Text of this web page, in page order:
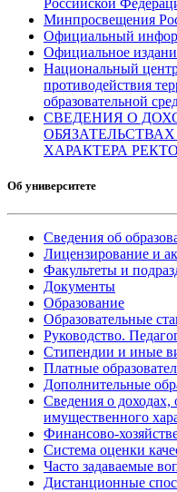
Российской
Минпросвещения
Официальный
Официальное
Национальный
противодействия
образовательной
СВЕДЕНИЯ О
ХАРАКТЕРА
Об университете
Сведения об
Лицензирование и
Факультеты и
Документы
Образование
Образовательные
Руководство.
Стипендии и иные
Платные
Дополнительные
Сведения о доходах,
имущественного
Финансово-
Система оценки
Часто задаваемые
Дистанционные